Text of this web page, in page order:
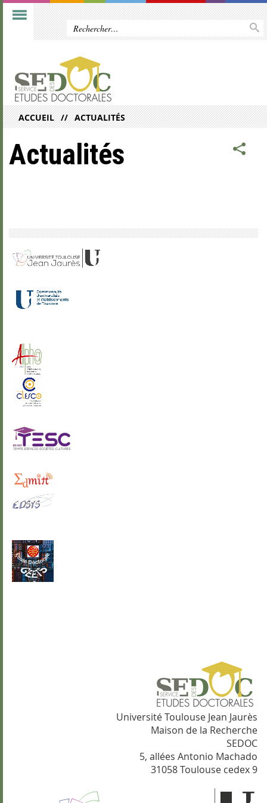
ACCUEIL ACTUALITÉS
Actualités
Université Toulouse Jean Jaurès
Maison de la Recherche
SEDOC
5, allées Antonio Machado
31058 Toulouse cedex 9